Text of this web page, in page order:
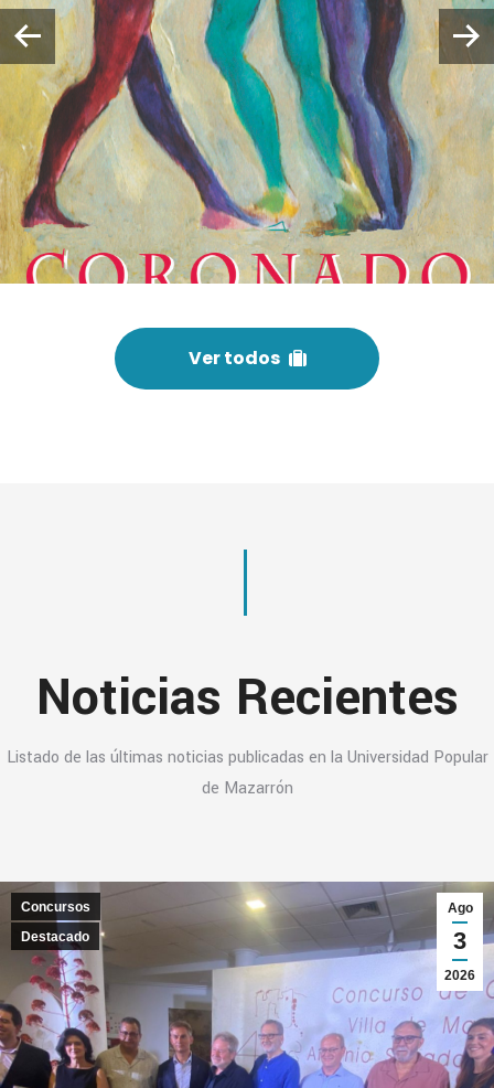
Ver todos
Noticias Recientes
Listado de las últimas noticias publicadas en la Universidad Popular
de Mazarrón
Ago
3
2026
Concursos
Destacado